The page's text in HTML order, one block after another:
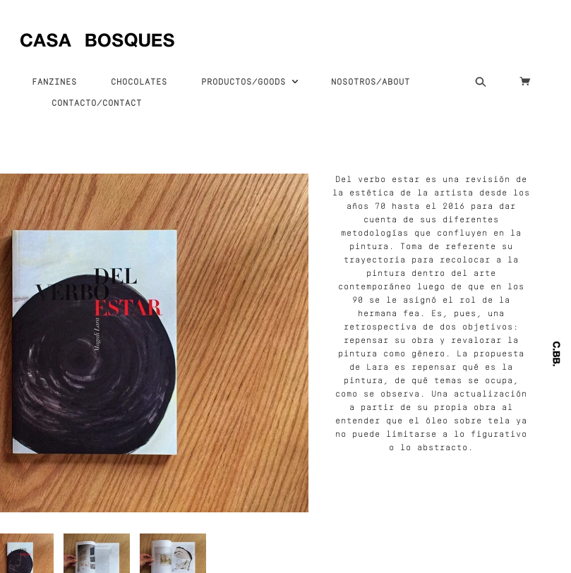
FANZINES CHOCOLATES PRODUCTOS/GOODS NOSOTROS/ABOUT
CONTACTO/CONTACT
Del verbo estar es una revisión de
la estética de la artista desde los
años 70 hasta el 2016 para dar
cuenta de sus diferentes
metodologías que confluyen en la
pintura. Toma de referente su
trayectoria para recolocar a la
pintura dentro del arte
contemporáneo luego de que en los
90 se le asignó el rol de la
hermana fea. Es, pues, una
retrospectiva de dos objetivos:
repensar su obra y revalorar la
pintura como género. La propuesta
de Lara es repensar qué es la
pintura, de qué temas se ocupa,
como se observa. Una actualización
a partir de su propia obra al
entender que el óleo sobre tela ya
no puede limitarse a lo figurativo
o lo abstracto.